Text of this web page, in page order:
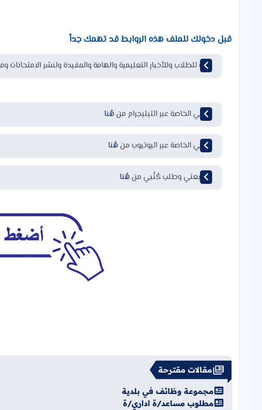
قبل دخولك للملف هذه الروابط قد تهمك جداً
قناة للطلاب وللأخبار التعليمية والهامة والمفيدة ولنشر الامتحانات
قناتي الخاصة عبر التيليجرام من هُنا
قناتي الخاصة عبر اليوتيوب من هُنا
لمتابعتي وطلب كُتُبي من هُنا
مقالات مقترحة
مجموعة وظائف في بلدية
مطلوب مساعد/ة اداري/ة